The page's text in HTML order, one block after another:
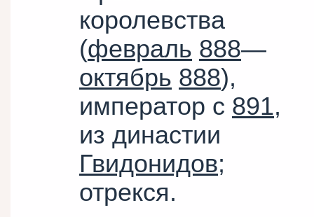
королевства
(февраль 888—
октябрь 888),
император с 891,
из династии
Гвидонидов;
отрекся.